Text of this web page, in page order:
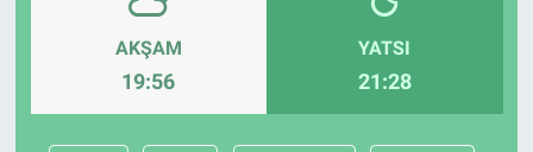
AKŞAM
19:56
YATSI
21:28